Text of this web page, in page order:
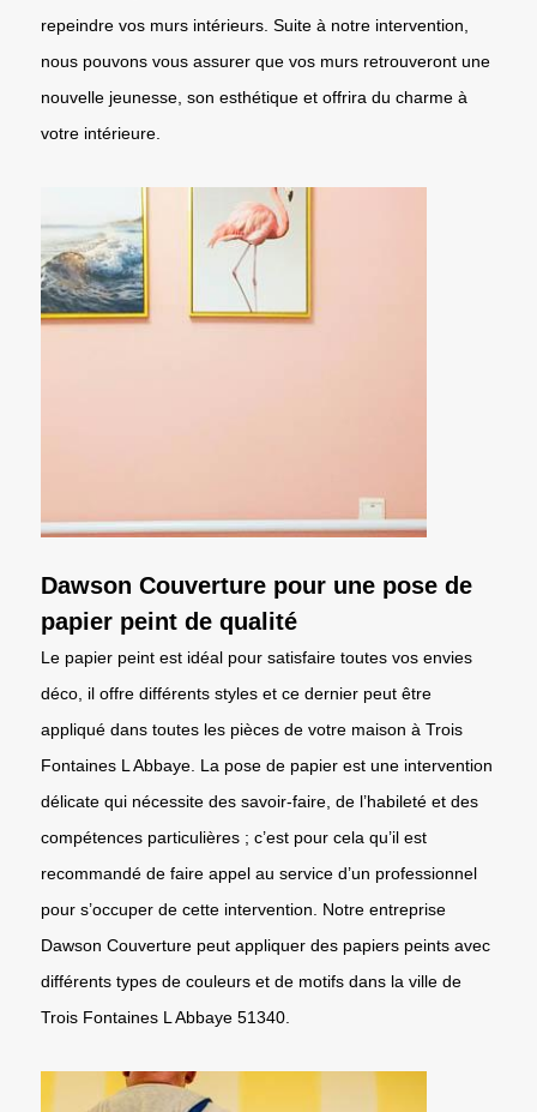
repeindre vos murs intérieurs. Suite à notre intervention,
nous pouvons vous assurer que vos murs retrouveront une
nouvelle jeunesse, son esthétique et offrira du charme à
votre intérieure.
Dawson Couverture pour une pose de
papier peint de qualité
Le papier peint est idéal pour satisfaire toutes vos envies
déco, il offre différents styles et ce dernier peut être
appliqué dans toutes les pièces de votre maison à Trois
Fontaines L Abbaye. La pose de papier est une intervention
délicate qui nécessite des savoir-faire, de l’habileté et des
compétences particulières ; c’est pour cela qu’il est
recommandé de faire appel au service d’un professionnel
pour s’occuper de cette intervention. Notre entreprise
Dawson Couverture peut appliquer des papiers peints avec
différents types de couleurs et de motifs dans la ville de
Trois Fontaines L Abbaye 51340.